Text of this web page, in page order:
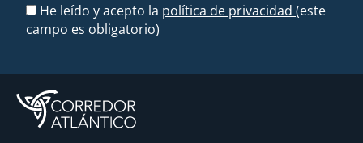
He leído y acepto la política de privacidad (este
campo es obligatorio)